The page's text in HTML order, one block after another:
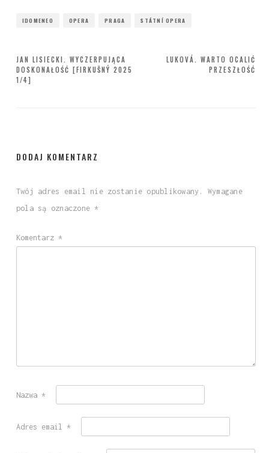
IDOMENEO OPERA PRAGA STÁTNÍ OPERA
Nawigacja
wpisu
LUKOVÁ. WARTO OCALIĆ
PRZESZŁOŚĆ
JAN LISIECKI. WYCZERPUJĄCA
DOSKONAŁOŚĆ [FIRKUŠNÝ 2025
1/4]
DODAJ KOMENTARZ
Twój adres email nie zostanie opublikowany.
Wymagane
pola są oznaczone *
Komentarz *
Nazwa *
Adres email *